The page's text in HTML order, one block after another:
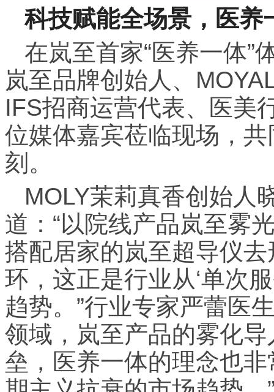
科技赋能全场景，医养
在岚至首家“医养一体”
岚至品牌创始人、
IFS招商运营代表、医美
位媒体嘉宾莅临现场，
刻。
MOLY茉莉真香创始人
道：“以院线产品岚至雾
搭配居家的岚至超导仪
环，这正是行业从‘单次
趋势。”行业专家严蕾医
领域，岚至产品的雾化
垒，医养一体的理念也